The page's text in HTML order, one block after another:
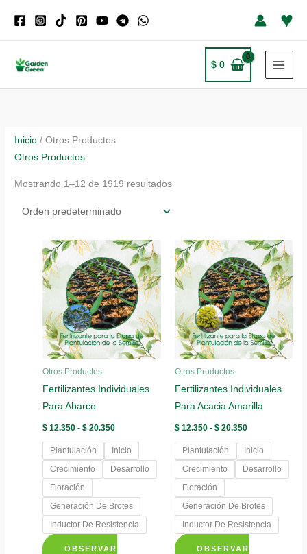
♥
$ 0
Inicio / Otros Productos
Otros Productos
Mostrando 1–12 de 1919 resultados
Otros Productos
Fertilizantes Individuales
Para Abarco
$ 12.350 - $ 20.350
precios:
$ 12.350
hasta
Plantulación
Inicio
Crecimiento
Desarrollo
Floración
Generación De Brotes
Inductor De Resistencia
OBSERVAR
Otros Productos
Fertilizantes Individuales
Para Acacia Amarilla
$12.350 - $20.350Rango
precios:
$ 12.350
hasta
Plantulación
Inicio
Crecimiento
Desarrollo
Floración
Generación De Brotes
Inductor De Resistencia
OBSERVAR